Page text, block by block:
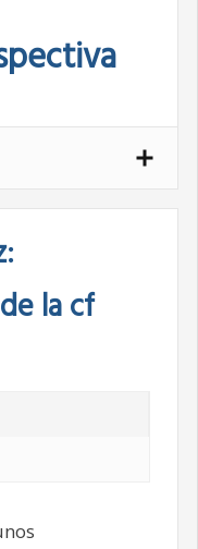
la cf